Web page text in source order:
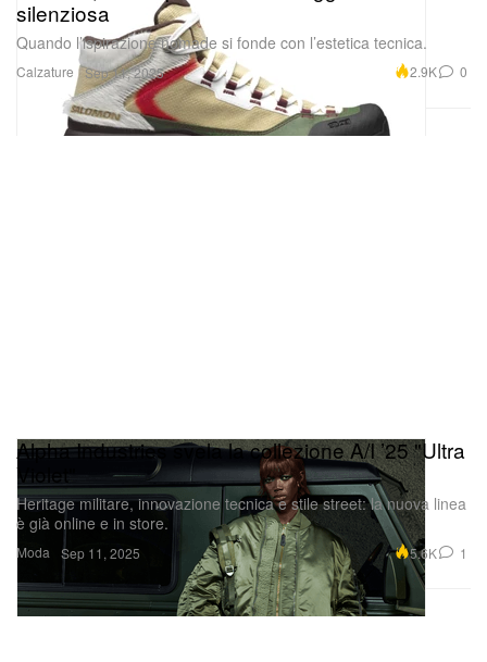
Calzature
silenziosa
Quando l’ispirazione nomade si fonde con l’estetica tecnica.
Sep 11, 2025 2.9K 0
Moda
Alpha Industries svela la collezione A/I ’25 "Ultra
Violet"
Heritage militare, innovazione tecnica e stile street: la nuova linea
è già online e in store.
Sep 11, 2025 5.6K 1